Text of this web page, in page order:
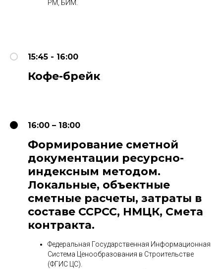
РМ, БИМ.
15:45 - 16:00
Кофе-брейк
16:00 – 18:00
Формирование сметной
документации ресурсно-
индексным методом.
Локальные, объектные
сметные расчеты, затраты в
составе ССРСС, НМЦК, Смета
контракта.
Федеральная Государственная Информационная
Система Ценообразования в Строительстве
(ФГИС ЦС).